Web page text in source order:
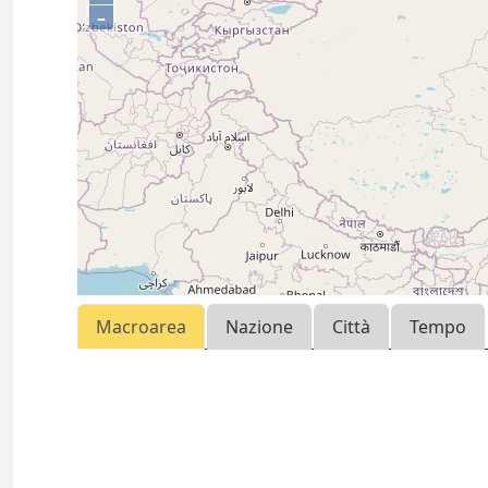
–
Macroarea Nazione Città Tempo